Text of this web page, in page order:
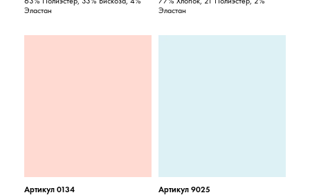
Эластан
Эластан
Артикул 0134 Артикул 9025